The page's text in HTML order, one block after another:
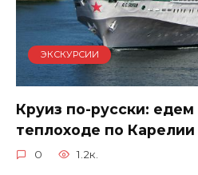
ЭКСКУРСИИ
Круиз по-русски: едем
теплоходе по Карелии
0 1.2к.